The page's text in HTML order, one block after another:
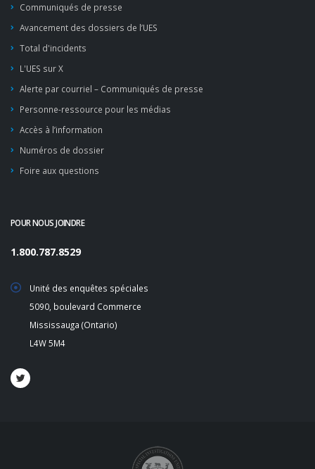
Communiqués de presse
Avancement des dossiers de l’UES
Total d'incidents
L'UES sur X
Alerte par courriel – Communiqués de presse
Personne-ressource pour les médias
Accès à l’information
Numéros de dossier
Foire aux questions
POUR NOUS JOINDRE
1.800.787.8529
Unité des enquêtes spéciales
5090, boulevard Commerce
Mississauga (Ontario)
L4W 5M4